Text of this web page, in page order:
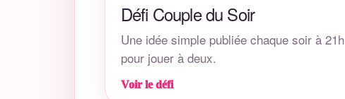
Défi Couple du Soir
Une idée simple publiée chaque soir à 21h
pour jouer à deux.
Voir le défi